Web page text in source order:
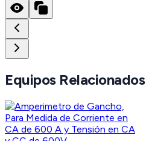
Equipos Relacionados